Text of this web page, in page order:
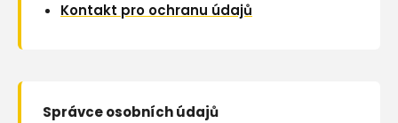
Kontakt pro ochranu údajů
Správce osobních údajů